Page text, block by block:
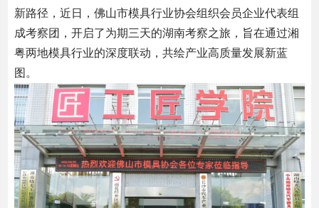
新路径，近日，佛山市模具行业协会组织会员企业代表组
成考察团，开启了为期三天的湖南考察之旅，旨在通过湘
粤两地模具行业的深度联动，共绘产业高质量发展新蓝
图。